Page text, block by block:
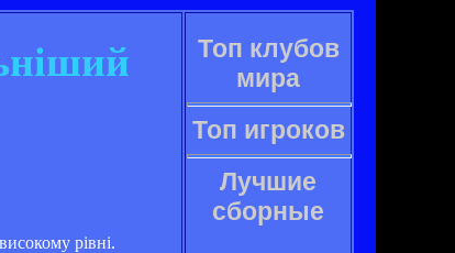
рівні.
Топ клубов
мира
Топ игроков
Лучшие
сборные